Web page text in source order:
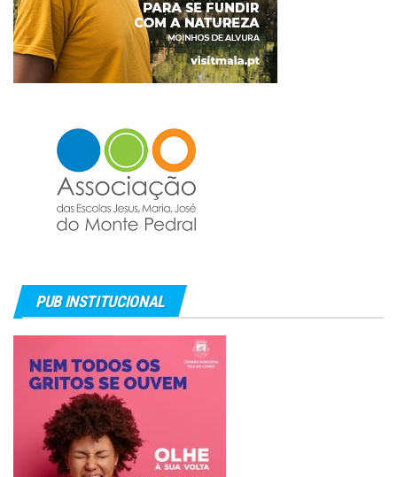
PUB INSTITUCIONAL